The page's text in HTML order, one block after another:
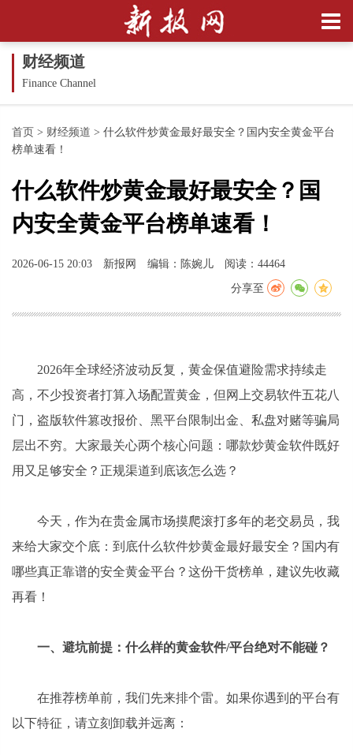
财经频道
Finance Channel
首页 > 财经频道 > 什么软件炒黄金最好最安全？国内安全黄金平台
榜单速看！
什么软件炒黄金最好最安全？国
内安全黄金平台榜单速看！
2026-06-15 20:03 新报网 编辑：陈婉儿 阅读：44464
分享至
2026年全球经济波动反复，黄金保值避险需求持续走
高，不少投资者打算入场配置黄金，但网上交易软件五花八
门，盗版软件篡改报价、黑平台限制出金、私盘对赌等骗局
层出不穷。大家最关心两个核心问题：哪款炒黄金软件既好
用又足够安全？正规渠道到底该怎么选？
今天，作为在贵金属市场摸爬滚打多年的老交易员，我
来给大家交个底：到底什么软件炒黄金最好最安全？国内有
哪些真正靠谱的安全黄金平台？这份干货榜单，建议先收藏
再看！
一、避坑前提：什么样的黄金软件/平台绝对不能碰？
在推荐榜单前，我们先来排个雷。如果你遇到的平台有
以下特征，请立刻卸载并远离：